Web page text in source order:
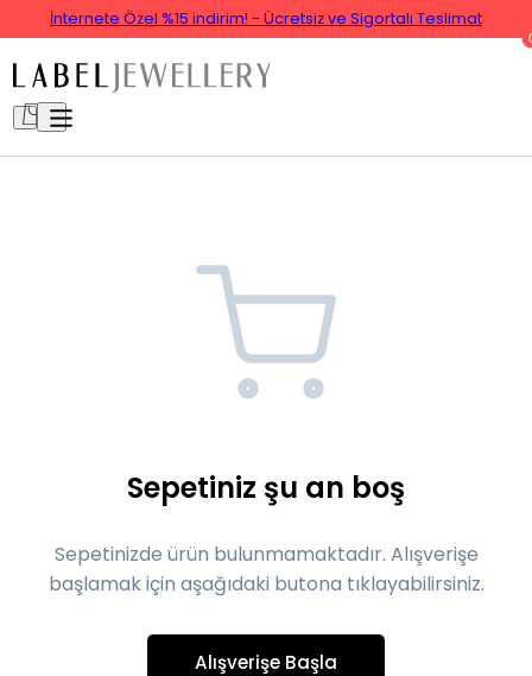
İnternete Özel %15 indirim! - Ücretsiz ve Sigortalı Teslimat
Sepetiniz şu an boş
Sepetinizde ürün bulunmamaktadır. Alışverişe
başlamak için aşağıdaki butona tıklayabilirsiniz.
Alışverişe Başla